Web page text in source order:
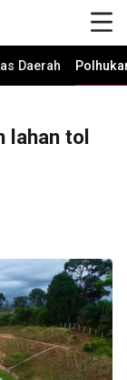
Daerah
lahan tol